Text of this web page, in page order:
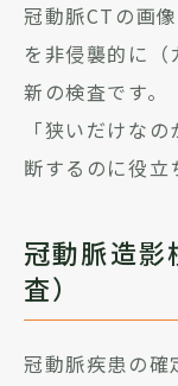
冠動脈CTの画
を非侵襲的に
新の検査です。
「狭いだけな
断するのに役立
冠動脈造影
査）
冠動脈疾患の確